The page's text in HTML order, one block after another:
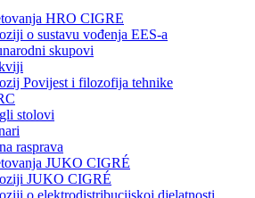
HRO CIGRE
o sustavu vođenja EES-a
skupovi
Povijest i filozofija tehnike
stolovi
rasprava​
JUKO CIGRÉ
JUKO CIGRÉ
o elektrodistribucijskoj djelatnosti